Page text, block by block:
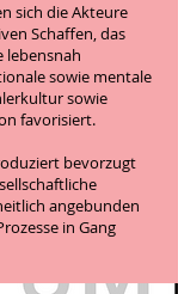
sich die Akteure
Schaffen, das
lebensnah
sowie mentale
sowie
favorisiert.
bevorzugt
angebunden
in Gang